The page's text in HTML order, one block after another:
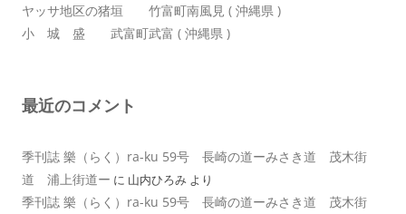
ヤッサ地区の猪垣 竹富町南風見 ( 沖縄県 )
小 城 盛 武富町武富 ( 沖縄県 )
最近のコメント
季刊誌 樂（らく）ra-ku 59号 長崎の道ーみさき道 茂木街
道 浦上街道ー に 山内ひろみ より
季刊誌 樂（らく）ra-ku 59号 長崎の道ーみさき道 茂木街